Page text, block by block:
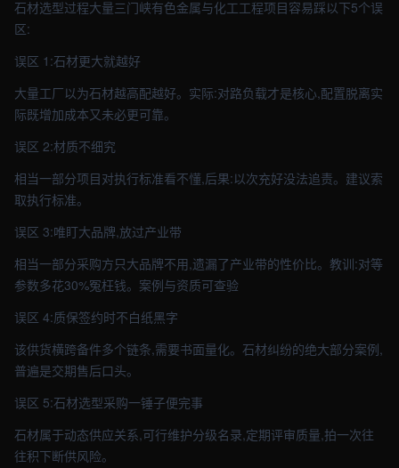
石材选型过程大量三门峡有色金属与化工工程项目容易踩以下5个误
区:
误区 1:石材更大就越好
大量工厂以为石材越高配越好。实际:对路负载才是核心,配置脱离实
际既增加成本又未必更可靠。
误区 2:材质不细究
相当一部分项目对执行标准看不懂,后果:以次充好没法追责。建议索
取执行标准。
误区 3:唯盯大品牌,放过产业带
相当一部分采购方只大品牌不用,遗漏了产业带的性价比。教训:对等
参数多花30%冤枉钱。案例与资质可查验
误区 4:质保签约时不白纸黑字
该供货横跨备件多个链条,需要书面量化。石材纠纷的绝大部分案例,
普遍是交期售后口头。
误区 5:石材选型采购一锤子便完事
石材属于动态供应关系,可行维护分级名录,定期评审质量,拍一次往
往积下断供风险。